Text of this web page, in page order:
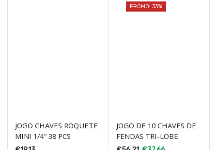
JOGO CHAVES ROQUETE
MINI 1/4″ 38 PCS
PROMO! 33%
JOGO DE 10 CHAVES DE
FENDAS TRI-LOBE